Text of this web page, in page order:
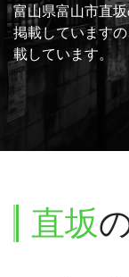
富山県富山市直
掲載しています
載しています。
直坂